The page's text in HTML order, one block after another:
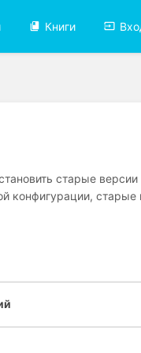
Книги
старые версии
конфигурации,